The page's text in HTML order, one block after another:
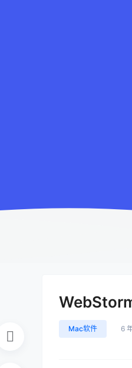
Mac软件 6